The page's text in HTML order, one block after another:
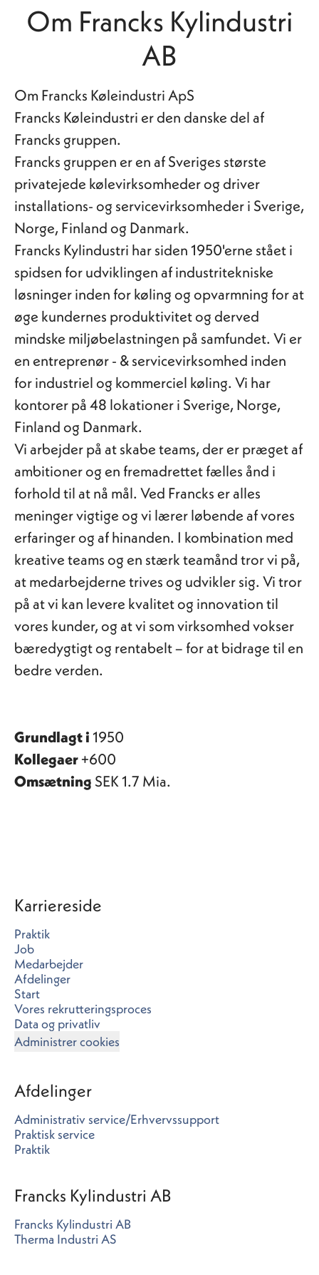
Om Francks Kylindustri
AB
Om Francks Køleindustri ApS
Francks Køleindustri er den danske del af
Francks gruppen.
Francks gruppen er en af Sveriges største
privatejede kølevirksomheder og driver
installations- og servicevirksomheder i Sverige,
Norge, Finland og Danmark.
Francks Kylindustri har siden 1950'erne stået i
spidsen for udviklingen af industritekniske
løsninger inden for køling og opvarmning for at
øge kundernes produktivitet og derved
mindske miljøbelastningen på samfundet. Vi er
en entreprenør - & servicevirksomhed inden
for industriel og kommerciel køling. Vi har
kontorer på 48 lokationer i Sverige, Norge,
Finland og Danmark.
Vi arbejder på at skabe teams, der er præget af
ambitioner og en fremadrettet fælles ånd i
forhold til at nå mål. Ved Francks er alles
meninger vigtige og vi lærer løbende af vores
erfaringer og af hinanden. I kombination med
kreative teams og en stærk teamånd tror vi på,
at medarbejderne trives og udvikler sig. Vi tror
på at vi kan levere kvalitet og innovation til
vores kunder, og at vi som virksomhed vokser
bæredygtigt og rentabelt – for at bidrage til en
bedre verden.
Grundlagt i1950
Kollegaer+600
Omsætning SEK 1.7 Mia.
Karriereside
Praktik
Job
Medarbejder
Afdelinger
Start
Vores rekrutteringsproces
Data og privatliv
Administrer cookies
Afdelinger
Administrativ service/Erhvervssupport
Praktisk service
Praktik
Francks Kylindustri AB
Francks Kylindustri AB
Therma Industri AS